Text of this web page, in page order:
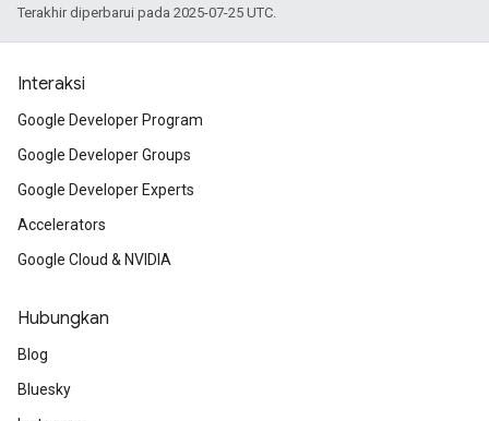
Terakhir diperbarui pada 2025-07-25 UTC.
Interaksi
Google Developer Program
Google Developer Groups
Google Developer Experts
Accelerators
Google Cloud & NVIDIA
Hubungkan
Blog
Bluesky